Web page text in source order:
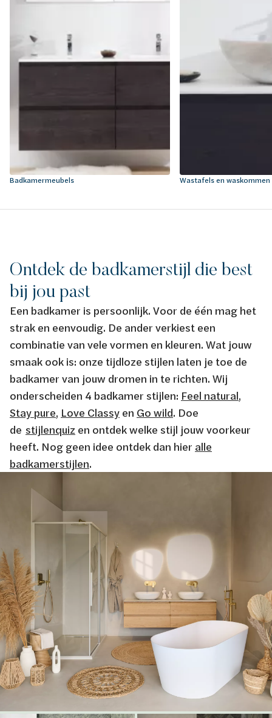
Badkamermeubels Wastafels en waskommen
Ontdek de badkamerstijl die best
bij jou past
Een badkamer is persoonlijk. Voor de één mag het
strak en eenvoudig. De ander verkiest een
combinatie van vele vormen en kleuren. Wat jouw
smaak ook is: onze tijdloze stijlen laten je toe de
badkamer van jouw dromen in te richten. Wij
onderscheiden 4 badkamer stijlen: Feel natural,
Stay pure, Love Classy en Go wild. Doe
de stijlenquiz en ontdek welke stijl jouw voorkeur
heeft. Nog geen idee ontdek dan hier alle
badkamerstijlen.